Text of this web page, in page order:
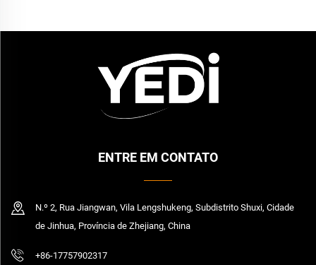
ENTRE EM CONTATO
N.º 2, Rua Jiangwan, Vila Lengshukeng, Subdistrito Shuxi, Cidade
de Jinhua, Província de Zhejiang, China
+86-17757902317